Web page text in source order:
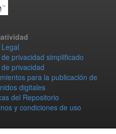
privacidad simplificado
privacidad
para la publicación de
digitales
del Repositorio
y condiciones de uso